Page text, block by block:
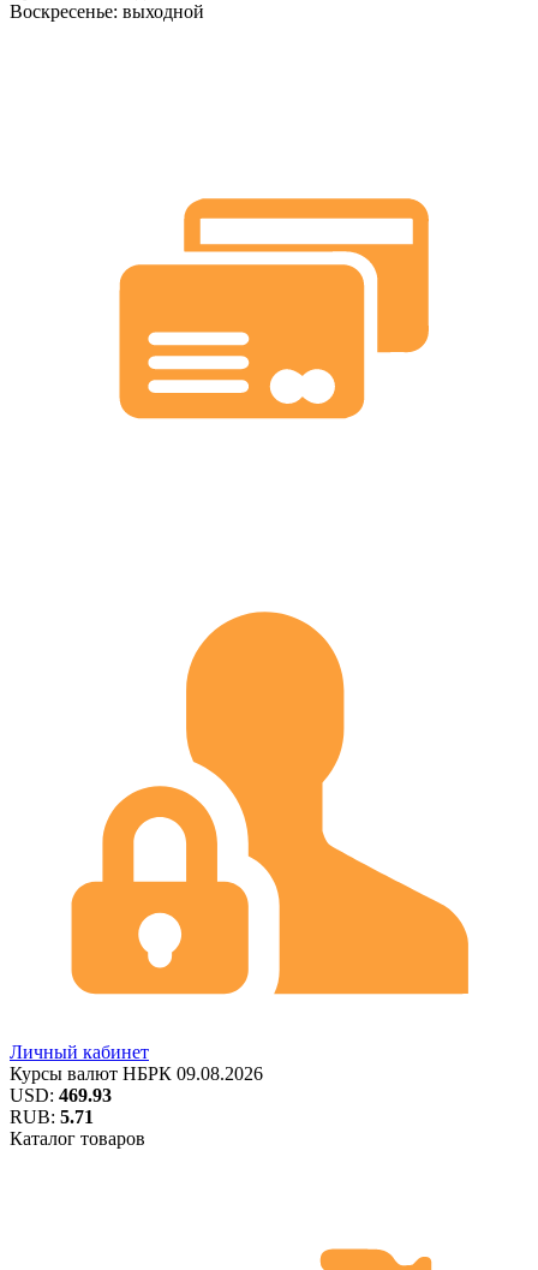
Воскресенье: выходной
Личный кабинет
Курсы валют НБРК 09.08.2026
USD: 469.93
RUB: 5.71
Каталог товаров